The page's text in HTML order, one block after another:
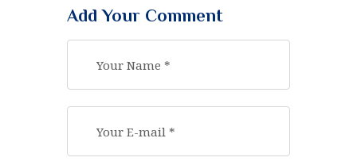
Add Your Comment